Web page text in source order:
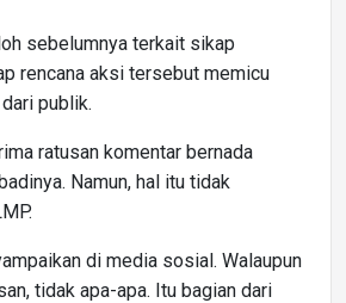
sebelumnya terkait sikap
rencana aksi tersebut memicu
publik.
ratusan komentar bernada
Namun, hal itu tidak
di media sosial. Walaupun
tidak apa-apa. Itu bagian dari